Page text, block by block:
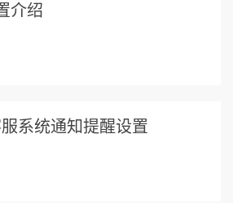
介绍
系统通知提醒设置